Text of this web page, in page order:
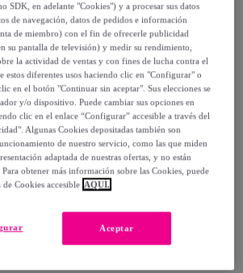
SDK, en adelante "Cookies") y a procesar sus datos
de navegación, datos de pedidos e información
de miembro) con el fin de ofrecerle publicidad
su pantalla de televisión) y medir su rendimiento,
la actividad de ventas y con fines de lucha contra el
estos diferentes usos haciendo clic en "Configurar" o
en el botón "Continuar sin aceptar". Sus elecciones se
y/o dispositivo. Puede cambiar sus opciones en
clic en el enlace “Configurar” accesible a través del
Algunas Cookies depositadas también son
de nuestro servicio, como las que miden
adaptada de nuestras ofertas, y no están
obtener más información sobre las Cookies, puede
Cookies accesible AQUÍ.
Aceptar